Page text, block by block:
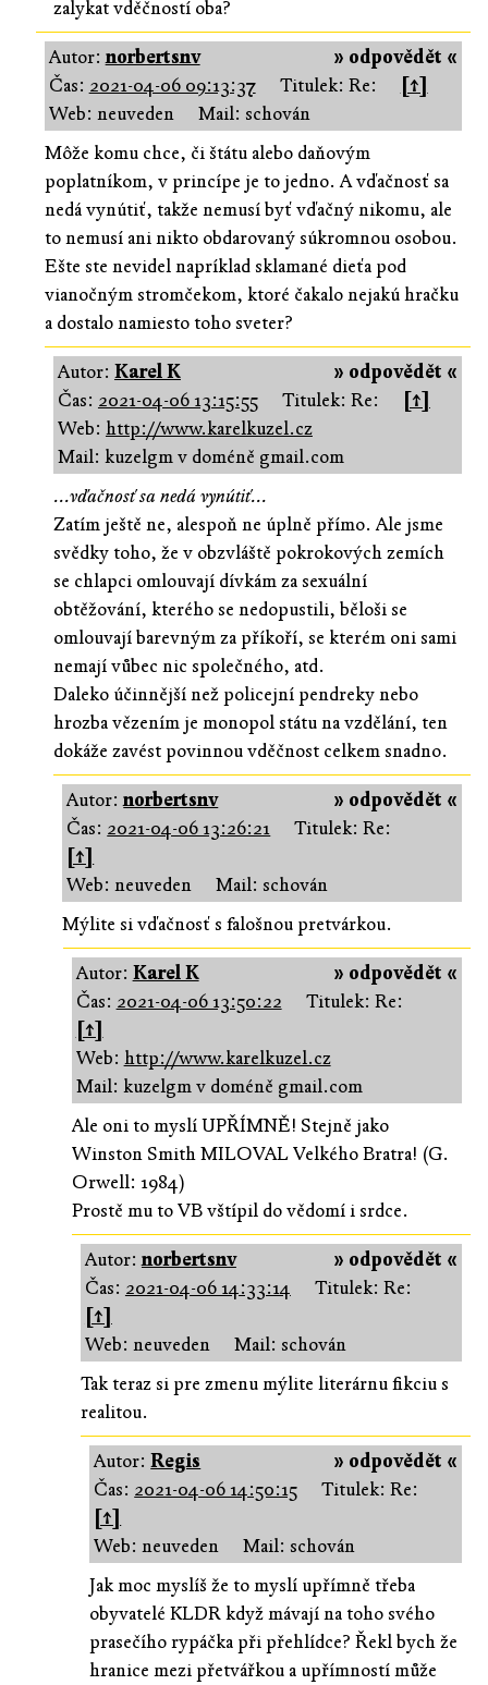
zalykat vděčností oba?
» odpovědět «
Autor:norbertsnv
Čas: 2021-04-06 09:13:37 Titulek: Re:
[↑]
Web: neuveden
Mail: schován
Môže komu chce, či štátu alebo daňovým
poplatníkom, v princípe je to jedno. A vďačnosť sa
nedá vynútiť, takže nemusí byť vďačný nikomu, ale
to nemusí ani nikto obdarovaný súkromnou osobou.
Ešte ste nevidel napríklad sklamané dieťa pod
vianočným stromčekom, ktoré čakalo nejakú hračku
a dostalo namiesto toho sveter?
» odpovědět «
Autor: Karel K
Čas: 2021-04-06 13:15:55 Titulek: Re:
[↑]
Web: http://www.karelkuzel.cz
Mail: kuzelgm v doméně gmail.com
...vďačnosť sa nedá vynútiť...
Zatím ještě ne, alespoň ne úplně přímo. Ale jsme
svědky toho, že v obzvláště pokrokových zemích
se chlapci omlouvají dívkám za sexuální
obtěžování, kterého se nedopustili, běloši se
omlouvají barevným za příkoří, se kterém oni sami
nemají vůbec nic společného, atd.
Daleko účinnější než policejní pendreky nebo
hrozba vězením je monopol státu na vzdělání, ten
dokáže zavést povinnou vděčnost celkem snadno.
» odpovědět «
Autor:norbertsnv
Čas: 2021-04-06 13:26:21
Titulek: Re:
[↑]
Web: neuveden
Mail: schován
Mýlite si vďačnosť s falošnou pretvárkou.
» odpovědět «
Autor: Karel K
Čas: 2021-04-06 13:50:22
Titulek: Re:
[↑]
Web: http://www.karelkuzel.cz
Mail: kuzelgm v doméně gmail.com
Ale oni to myslí UPŘÍMNĚ! Stejně jako
Winston Smith MILOVAL Velkého Bratra! (G.
Orwell: 1984)
Prostě mu to VB vštípil do vědomí i srdce.
» odpovědět «
Autor:norbertsnv
Čas: 2021-04-06 14:33:14
Titulek: Re:
[↑]
Web: neuveden
Mail: schován
Tak teraz si pre zmenu mýlite literárnu fikciu s
realitou.
» odpovědět «
Autor:Regis
Čas: 2021-04-06 14:50:15
Titulek: Re:
[↑]
Web: neuveden
Mail: schován
Jak moc myslíš že to myslí upřímně třeba
obyvatelé KLDR když mávají na toho svého
prasečího rypáčka při přehlídce? Řekl bych že
hranice mezi přetvářkou a upřímností může